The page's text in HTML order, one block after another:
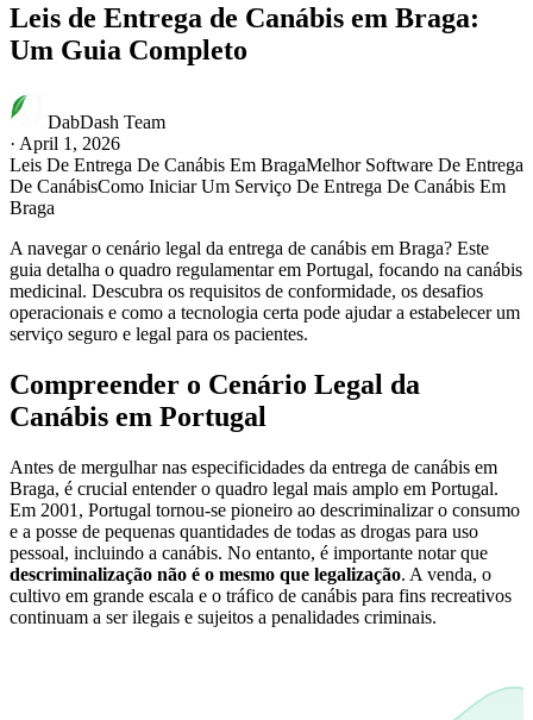
Leis de Entrega de Canábis em Braga:
Um Guia Completo
DabDash Team
· April 1, 2026
Leis De Entrega De Canábis Em BragaMelhor Software De Entrega
De CanábisComo Iniciar Um Serviço De Entrega De Canábis Em
Braga
A navegar o cenário legal da entrega de canábis em Braga? Este
guia detalha o quadro regulamentar em Portugal, focando na canábis
medicinal. Descubra os requisitos de conformidade, os desafios
operacionais e como a tecnologia certa pode ajudar a estabelecer um
serviço seguro e legal para os pacientes.
Compreender o Cenário Legal da
Canábis em Portugal
Antes de mergulhar nas especificidades da entrega de canábis em
Braga, é crucial entender o quadro legal mais amplo em Portugal.
Em 2001, Portugal tornou-se pioneiro ao descriminalizar o consumo
e a posse de pequenas quantidades de todas as drogas para uso
pessoal, incluindo a canábis. No entanto, é importante notar que
descriminalização não é o mesmo que legalização. A venda, o
cultivo em grande escala e o tráfico de canábis para fins recreativos
continuam a ser ilegais e sujeitos a penalidades criminais.